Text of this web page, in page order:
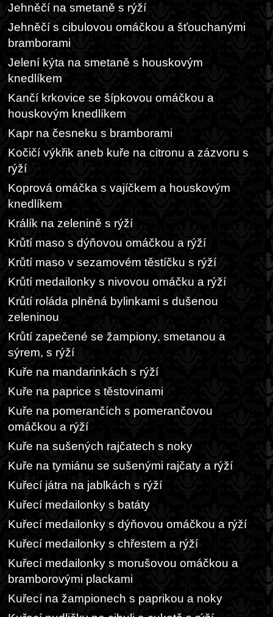
Jehněčí na smetaně s rýží
Jehněčí s cibulovou omáčkou a šťouchanými
bramborami
Jelení kýta na smetaně s houskovým
knedlíkem
Kančí krkovice se šípkovou omáčkou a
houskovým knedlíkem
Kapr na česneku s bramborami
Kočičí výkřik aneb kuře na citronu a zázvoru s
rýží
Koprová omáčka s vajíčkem a houskovým
knedlíkem
Králík na zelenině s rýží
Krůtí maso s dýňovou omáčkou a rýží
Krůtí maso v sezamovém těstíčku s rýží
Krůtí medailonky s nivovou omáčku a rýží
Krůtí roláda plněná bylinkami s dušenou
zeleninou
Krůtí zapečené se žampiony, smetanou a
sýrem, s rýží
Kuře na mandarinkách s rýží
Kuře na paprice s těstovinami
Kuře na pomerančích s pomerančovou
omáčkou a rýží
Kuře na sušených rajčatech s noky
Kuře na tymiánu se sušenými rajčaty a rýží
Kuřecí játra na jablkách s rýží
Kuřecí medailonky s batáty
Kuřecí medailonky s dýňovou omáčkou a rýží
Kuřecí medailonky s chřestem a rýží
Kuřecí medailonky s morušovou omáčkou a
bramborovými plackami
Kuřecí na žampionech s paprikou a noky